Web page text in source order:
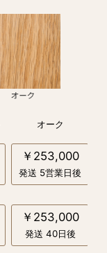
オーク
￥253,000
発送 5営業日後
￥253,000
発送 40日後